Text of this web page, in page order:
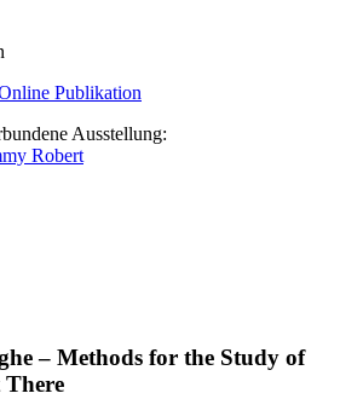
Publikation
Ausstellung:
Robert
– Methods for the Study of